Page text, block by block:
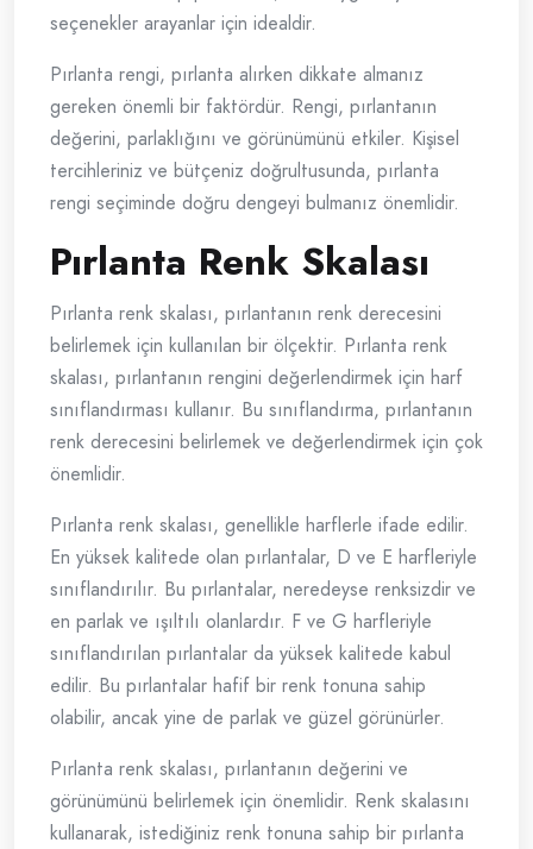
seçenekler arayanlar için idealdir.
Pırlanta rengi, pırlanta alırken dikkate almanız
gereken önemli bir faktördür. Rengi, pırlantanın
değerini, parlaklığını ve görünümünü etkiler. Kişisel
tercihleriniz ve bütçeniz doğrultusunda, pırlanta
rengi seçiminde doğru dengeyi bulmanız önemlidir.
Pırlanta Renk Skalası
Pırlanta renk skalası, pırlantanın renk derecesini
belirlemek için kullanılan bir ölçektir. Pırlanta renk
skalası, pırlantanın rengini değerlendirmek için harf
sınıflandırması kullanır. Bu sınıflandırma, pırlantanın
renk derecesini belirlemek ve değerlendirmek için çok
önemlidir.
Pırlanta renk skalası, genellikle harflerle ifade edilir.
En yüksek kalitede olan pırlantalar, D ve E harfleriyle
sınıflandırılır. Bu pırlantalar, neredeyse renksizdir ve
en parlak ve ışıltılı olanlardır. F ve G harfleriyle
sınıflandırılan pırlantalar da yüksek kalitede kabul
edilir. Bu pırlantalar hafif bir renk tonuna sahip
olabilir, ancak yine de parlak ve güzel görünürler.
Pırlanta renk skalası, pırlantanın değerini ve
görünümünü belirlemek için önemlidir. Renk skalasını
kullanarak, istediğiniz renk tonuna sahip bir pırlanta